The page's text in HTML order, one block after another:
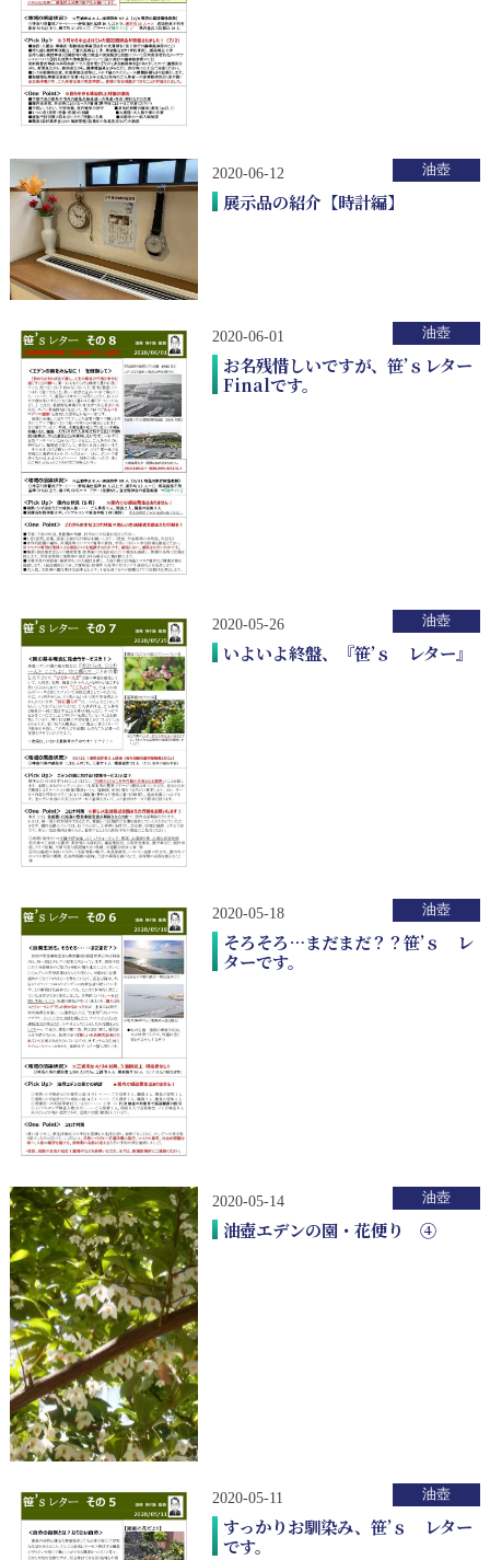
2020-06-12
展示品の紹介【時計編】
油壺
2020-06-01
お名残惜しいですが、笹’ｓレター
Finalです。
油壺
2020-05-26
いよいよ終盤、『笹’ｓ レター』
油壺
2020-05-18
そろそろ…まだまだ？？笹’ｓ レ
ターです。
油壺
2020-05-14
油壺エデンの園・花便り ④
油壺
2020-05-11
すっかりお馴染み、笹’ｓ レター
です。
油壺